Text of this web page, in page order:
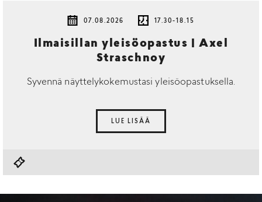
07.08.2026 17.30-18.15
Ilmaisillan yleisöopastus | Axel
Straschnoy
Syvennä näyttelykokemustasi yleisöopastuksella.
LUE LISÄÄ